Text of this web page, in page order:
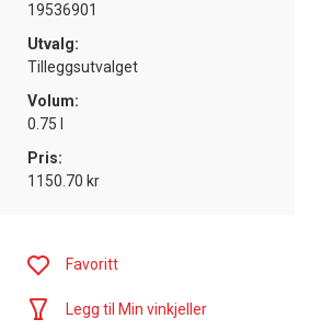
19536901
Utvalg:
Tilleggsutvalget
Volum:
0.75 l
Pris:
1150.70 kr
Favoritt
Legg til Min vinkjeller